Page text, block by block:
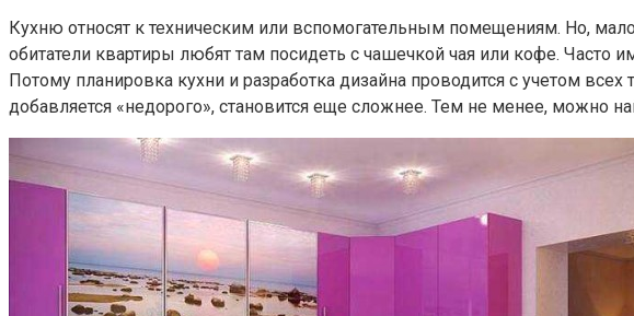
Кухню относят к техническим или вспомогательным помещениям. Но,
обитатели квартиры любят там посидеть с чашечкой чая или кофе.
Потому планировка кухни и разработка дизайна проводится с учетом
добавляется «недорого», становится еще сложнее. Тем не менее, можно